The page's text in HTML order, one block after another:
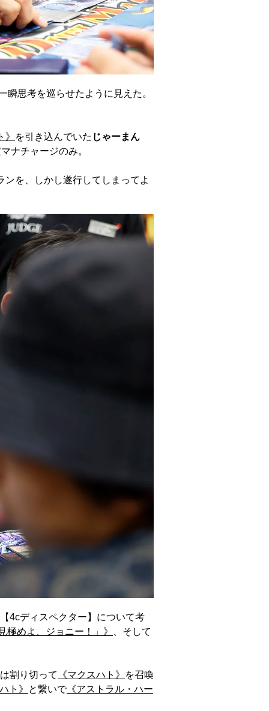
瞬思考を巡らせたように見えた。
を引き込んでいた じゃーまん
ナチャージのみ。
を、しかし遂行してしまってよ
4cディスペクター】について考
極めよ、ジョニー！」》
、そして
割り切って 《マクスハト》
を召喚
ト》
と繋いで《アストラル・ハー